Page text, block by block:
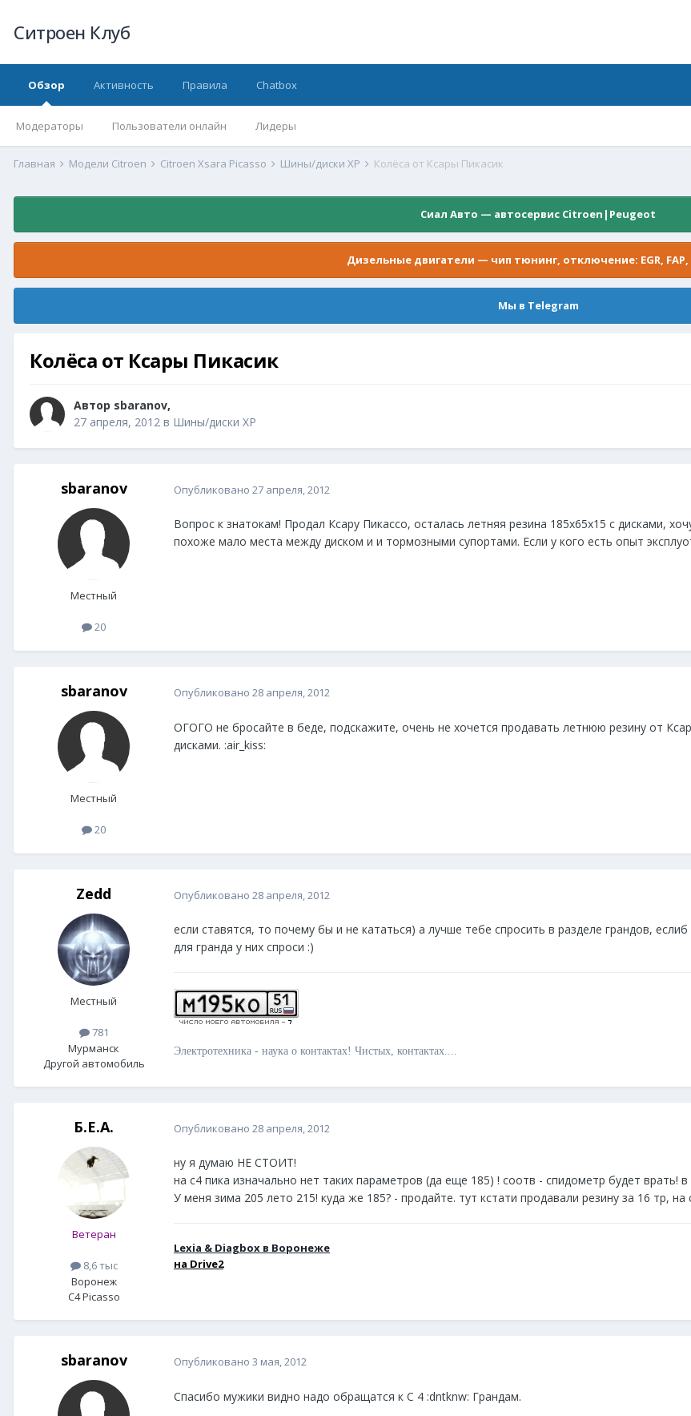
Ситроен Клуб
Обзор
Модераторы Пользователи онлайн Лидеры
Активность Правила Chatbox
Главная Модели Citroen Citroen Xsara Picasso Шины/диски XP Колёса от Ксары Пикасик
Сиал Авто — автосервис Citroen|Peugeot
Дизельные двигатели — чип тюнинг, отключение: EGR, FAP,
Мы в Telegram
Колёса от Ксары Пикасик
Автор sbaranov,
27 апреля, 2012 в Шины/диски XP
sbaranov
Местный
20
Опубликовано 27 апреля, 2012
Вопрос к знатокам! Продал Ксару Пикассо, осталась летняя резина 185х65х15 с дисками,
похоже мало места между диском и и тормозными супортами. Если у кого есть опыт
sbaranov
Местный
20
Опубликовано 28 апреля, 2012
ОГОГО не бросайте в беде, подскажите, очень не хочется продавать летнюю резину от
дисками. :air_kiss:
Zedd
Местный
781
Мурманск
Другой автомобиль
Опубликовано 28 апреля, 2012
если ставятся, то почему бы и не кататься) а лучше тебе спросить в разделе грандов,
для гранда у них спроси :)
Электротехника - наука о контактах! Чистых, контактах....
Б.Е.А.
Ветеран
8,6 тыс
Воронеж
C4 Picasso
Опубликовано 28 апреля, 2012
ну я думаю НЕ СТОИТ!
на с4 пика изначально нет таких параметров (да еще 185) ! соотв - спидометр будет
У меня зима 205 лето 215! куда же 185? - продайте. тут кстати продавали резину за 16 тр,
Lexia & Diagbox в Воронеже
на Drive2
sbaranov Опубликовано 3 мая, 2012
Спасибо мужики видно надо обращатся к С 4 :dntknw: Грандам.